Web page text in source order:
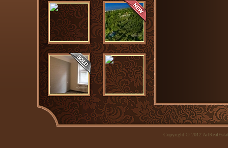
Copyright © 2012